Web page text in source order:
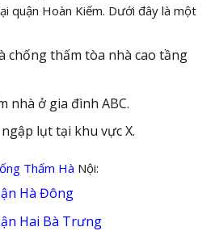
quận Hoàn Kiếm. Dưới đây là một
chống thấm tòa nhà cao tầng
nhà ở gia đình ABC.
lụt tại khu vực X.
Thấm Hà Nội:
Hà Đông
Hai Bà Trưng